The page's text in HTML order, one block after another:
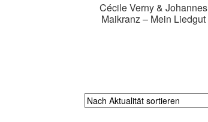
Cécile Verny & Johannes
Maikranz – Mein Liedgut